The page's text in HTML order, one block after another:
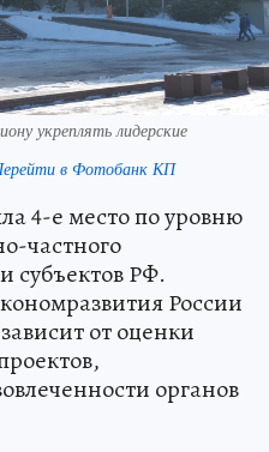
укреплять лидерские
в Фотобанк КП
4-е место по уровню
частного
субъектов РФ.
России
от оценки
органов